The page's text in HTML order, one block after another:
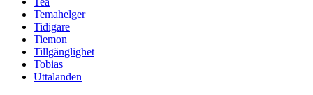
Temahelger
Tidigare
Tiemon
Tillgänglighet
Tobias
Uttalanden